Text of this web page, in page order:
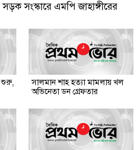
সংস্কারে এমপি জাহাঙ্গীরের
শুরু,
সালমান শাহ হত্যা মামলায় খল
অভিনেতা ডন গ্রেফতার